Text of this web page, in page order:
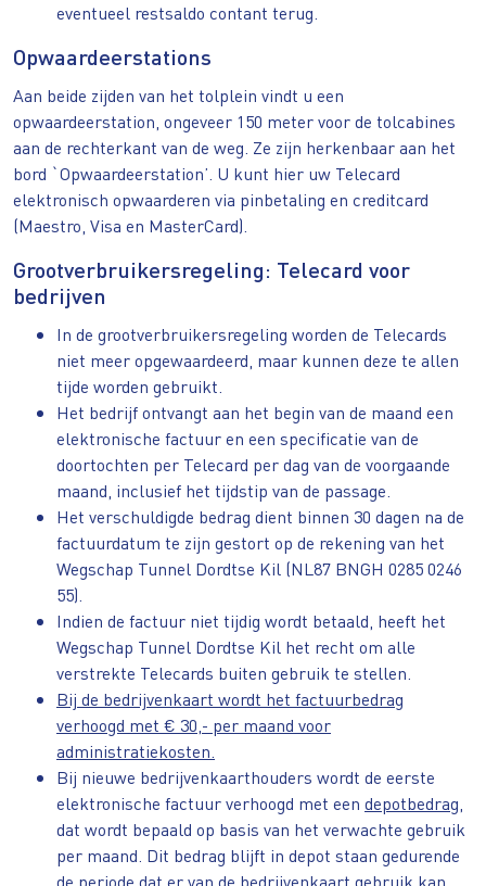
eventueel restsaldo contant terug.
Opwaardeerstations
Aan beide zijden van het tolplein vindt u een
opwaardeerstation, ongeveer 150 meter voor de tolcabines
aan de rechterkant van de weg. Ze zijn herkenbaar aan het
bord `Opwaardeerstation’. U kunt hier uw Telecard
elektronisch opwaarderen via pinbetaling en creditcard
(Maestro, Visa en MasterCard).
Grootverbruikersregeling: Telecard voor
bedrijven
In de grootverbruikersregeling worden de Telecards
niet meer opgewaardeerd, maar kunnen deze te allen
tijde worden gebruikt.
Het bedrijf ontvangt aan het begin van de maand een
elektronische factuur en een specificatie van de
doortochten per Telecard per dag van de voorgaande
maand, inclusief het tijdstip van de passage.
Het verschuldigde bedrag dient binnen 30 dagen na de
factuurdatum te zijn gestort op de rekening van het
Wegschap Tunnel Dordtse Kil (NL87 BNGH 0285 0246
55).
Indien de factuur niet tijdig wordt betaald, heeft het
Wegschap Tunnel Dordtse Kil het recht om alle
verstrekte Telecards buiten gebruik te stellen.
Bij de bedrijvenkaart wordt het factuurbedrag
verhoogd met € 30,- per maand voor
administratiekosten.
Bij nieuwe bedrijvenkaarthouders wordt de eerste
elektronische factuur verhoogd met een depotbedrag,
dat wordt bepaald op basis van het verwachte gebruik
per maand. Dit bedrag blijft in depot staan gedurende
de periode dat er van de bedrijvenkaart gebruik kan